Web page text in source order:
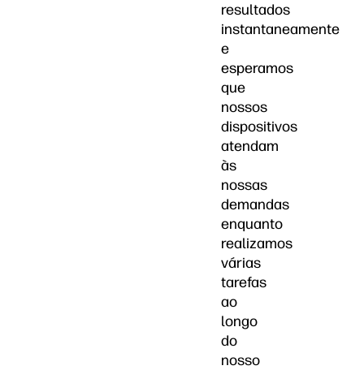
resultados
instantaneamente
e
esperamos
que
nossos
dispositivos
atendam
às
nossas
demandas
enquanto
realizamos
várias
tarefas
ao
longo
do
nosso